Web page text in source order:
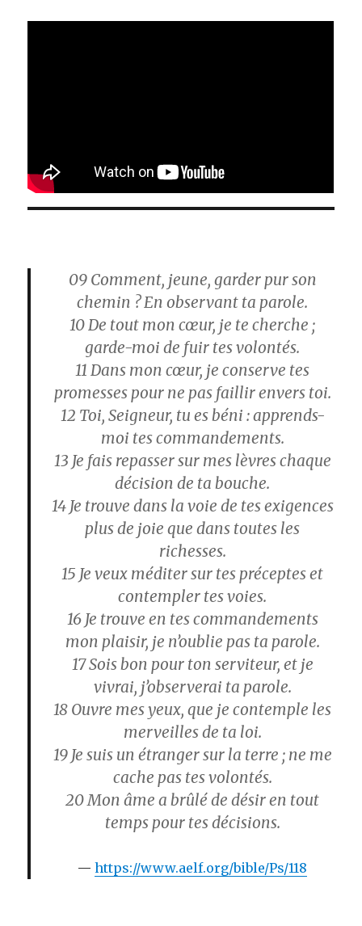
09 Comment, jeune, garder pur son
chemin ? En observant ta parole.
10 De tout mon cœur, je te cherche ;
garde-moi de fuir tes volontés.
11 Dans mon cœur, je conserve tes
promesses pour ne pas faillir envers toi.
12 Toi, Seigneur, tu es béni : apprends-
moi tes commandements.
13 Je fais repasser sur mes lèvres chaque
décision de ta bouche.
14 Je trouve dans la voie de tes exigences
plus de joie que dans toutes les
richesses.
15 Je veux méditer sur tes préceptes et
contempler tes voies.
16 Je trouve en tes commandements
mon plaisir, je n’oublie pas ta parole.
17 Sois bon pour ton serviteur, et je
vivrai, j’observerai ta parole.
18 Ouvre mes yeux, que je contemple les
merveilles de ta loi.
19 Je suis un étranger sur la terre ; ne me
cache pas tes volontés.
20 Mon âme a brûlé de désir en tout
temps pour tes décisions.
https://www.aelf.org/bible/Ps/118